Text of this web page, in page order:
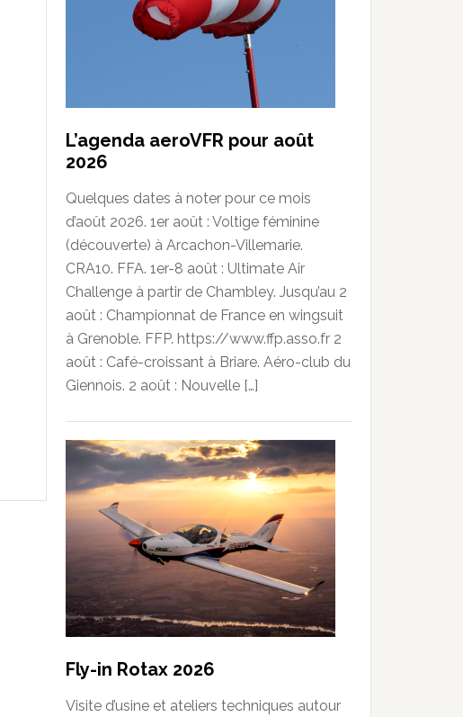
L’agenda aeroVFR pour août
2026
Quelques dates à noter pour ce mois
d’août 2026. 1er août : Voltige féminine
(découverte) à Arcachon-Villemarie.
CRA10. FFA. 1er-8 août : Ultimate Air
Challenge à partir de Chambley. Jusqu’au 2
août : Championnat de France en wingsuit
à Grenoble. FFP. https://www.ffp.asso.fr 2
août : Café-croissant à Briare. Aéro-club du
Giennois. 2 août : Nouvelle […]
Fly-in Rotax 2026
Visite d’usine et ateliers techniques autour